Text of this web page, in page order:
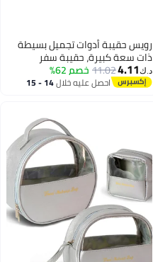
رويس حقيبة أدوات تجميل بسيطة
ذات سعة كبيرة، حقيبة سفر
محمولة، حقيبة تخزين خفيفة الوزن
ومقاومة للماء، مناسبة للرحلات
د.ك‏4.11
11.02خصم 62%
احصل عليه خلال 14 - 15